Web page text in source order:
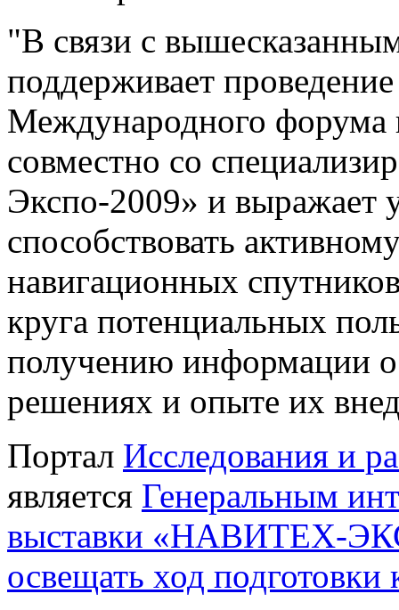
"В связи с
поддерживает
Международного форума
совместно со
Экспо-2009» и выражает
способствовать
навигационных
круга потенциальных
получению информации
решениях и опыте их
Портал Исследования и
является Генеральным
выставки «НАВИТЕХ-
освещать ход